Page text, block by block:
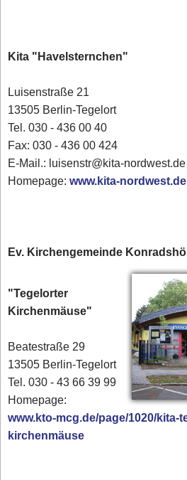
Kita "Havelsternchen"
Luisenstraße 21
13505 Berlin-Tegelort
Tel. 030 - 436 00 40
Fax: 030 - 436 00 424
E-Mail.: luisenstr@kita-nordwest.de
Homepage:www.kita-nordwest.de
Ev. Kirchengemeinde
"Tegelorter
Kirchenmäuse"
Beatestraße 29
13505 Berlin-Tegelort
Tel. 030 - 43 66 39 99‎
Homepage:
www.kto-mcg.de/page/1020/kita-
kirchenmäuse